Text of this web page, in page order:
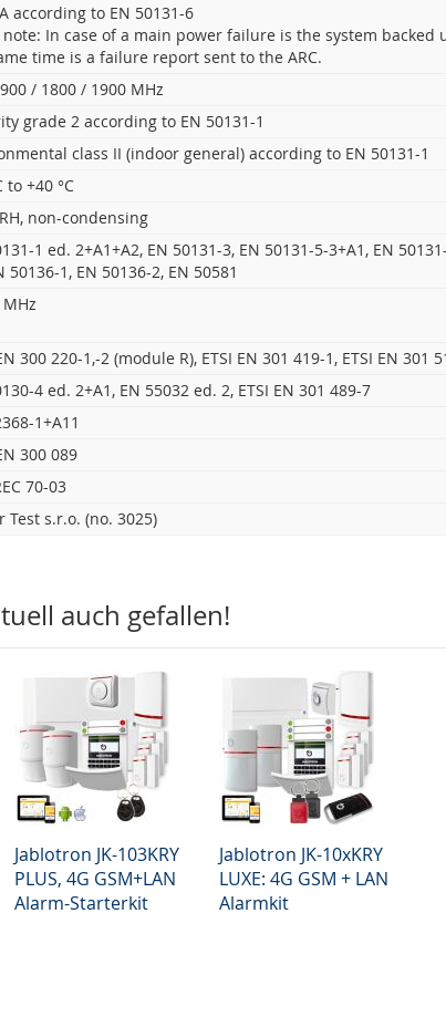
according to EN 50131-6
note: In case of a main power failure is the system backed
time is a failure report sent to the ARC.
/ 1800 / 1900 MHz
grade 2 according to EN 50131-1
class II (indoor general) according to EN 50131-1
to +40 °C
non-condensing
1 ed. 2+A1+A2, EN 50131-3, EN 50131-5-3+A1, EN
50136-1, EN 50136-2, EN 50581
300 220-1,-2 (module R), ETSI EN 301 419-1, ETSI EN 301
4 ed. 2+A1, EN 55032 ed. 2, ETSI EN 301 489-7
1+A11
300 089
70-03
Test s.r.o. (no. 3025)
auch gefallen!
Jablotron JK-103KRY
PLUS, 4G GSM+LAN
Alarm-Starterkit
Jablotron JK-10xKRY
LUXE: 4G GSM + LAN
Alarmkit